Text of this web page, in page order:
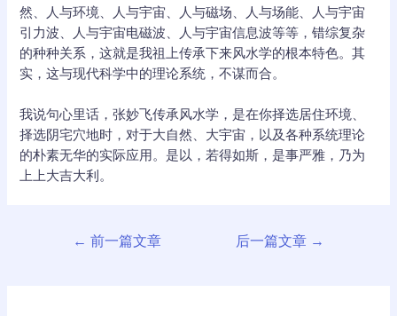
然、人与环境、人与宇宙、人与磁场、人与场能、人与宇宙
引力波、人与宇宙电磁波、人与宇宙信息波等等，错综复杂
的种种关系，这就是我祖上传承下来风水学的根本特色。其
实，这与现代科学中的理论系统，不谋而合。
我说句心里话，张妙飞传承风水学，是在你择选居住环境、
择选阴宅穴地时，对于大自然、大宇宙，以及各种系统理论
的朴素无华的实际应用。是以，若得如斯，是事严雅，乃为
上上大吉大利。
← 前一篇文章 后一篇文章 →